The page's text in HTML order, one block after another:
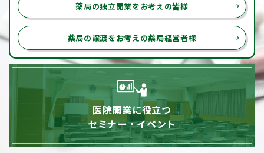
薬局の独立開業をお考えの皆様 east
薬局の譲渡をお考えの薬局経営者様 east
医院開業に役立つ
セミナー・イベント